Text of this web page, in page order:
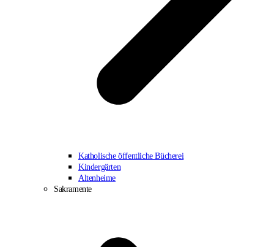
Katholische öffentliche Bücherei
Kindergärten
Altenheime
Sakramente